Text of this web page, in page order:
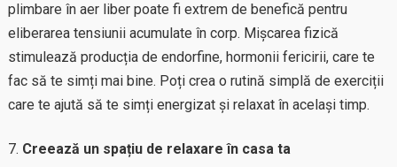
plimbare în aer liber poate fi extrem de benefică pentru
eliberarea tensiunii acumulate în corp. Mișcarea fizică
stimulează producția de endorfine, hormonii fericirii, care te
fac să te simți mai bine. Poți crea o rutină simplă de exerciții
care te ajută să te simți energizat și relaxat în același timp.
Creează un spațiu de relaxare în casa ta